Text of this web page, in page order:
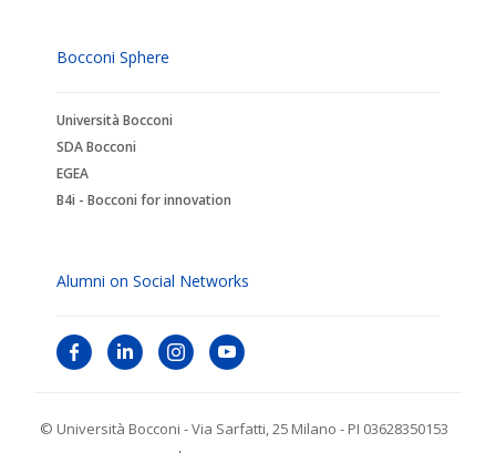
Bocconi Sphere
Università Bocconi
SDA Bocconi
EGEA
B4i - Bocconi for innovation
Alumni on Social Networks
© Università Bocconi - Via Sarfatti, 25 Milano - PI 03628350153